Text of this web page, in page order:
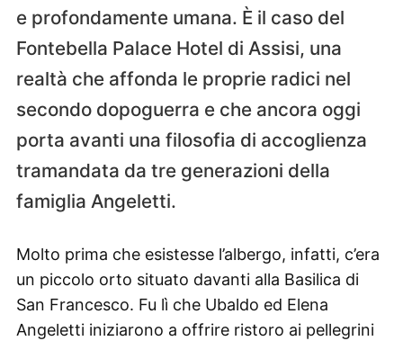
e profondamente umana. È il caso del
Fontebella Palace Hotel di Assisi, una
realtà che affonda le proprie radici nel
secondo dopoguerra e che ancora oggi
porta avanti una filosofia di accoglienza
tramandata da tre generazioni della
famiglia Angeletti.
Molto prima che esistesse l’albergo, infatti, c’era
un piccolo orto situato davanti alla Basilica di
San Francesco. Fu lì che Ubaldo ed Elena
Angeletti iniziarono a offrire ristoro ai pellegrini